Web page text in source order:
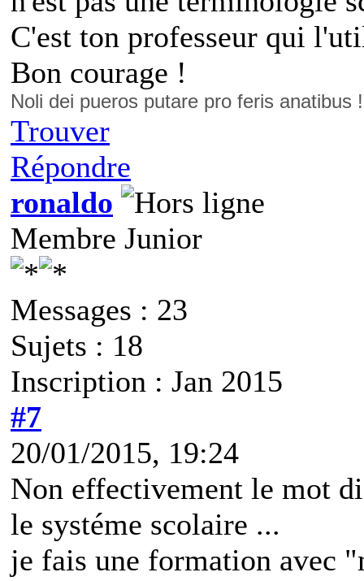
C'est ton professeur qui
Bon courage !
Noli dei pueros putare pro feris anatibus
Trouver
Répondre
ronaldo
Membre Junior
Messages : 23
Sujets : 18
Inscription : Jan 2015
#7
20/01/2015, 19:24
Non effectivement le mot
le systéme scolaire ...
je fais une formation avec